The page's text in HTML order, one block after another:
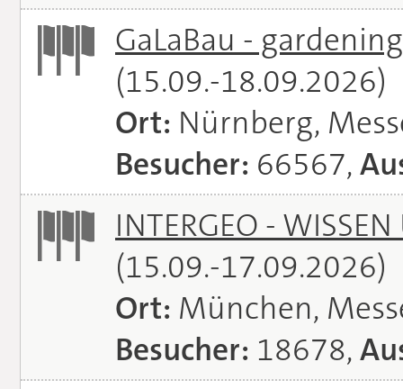
GaLaBau -
(15.09.-18.09.2026)
Ort: Nürnberg,
Besucher: 66567,
INTERGEO -
(15.09.-17.09.2026)
Ort: München,
Besucher: 18678,